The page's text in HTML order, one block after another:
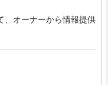
、オーナーから情報提供